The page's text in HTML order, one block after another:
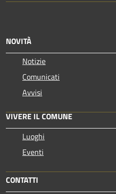
NOVITÀ
Notizie
Comunicati
Avvisi
VIVERE IL COMUNE
Luoghi
Eventi
CONTATTI